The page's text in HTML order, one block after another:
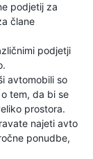
podjetij za
člane
podjetji
avtomobili so
tem, da bi se
prostora.
najeti avto
ponudbe,